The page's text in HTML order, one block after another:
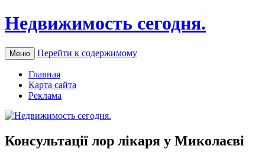
Недвижимость сегодня.
Меню Перейти к содержимому
Главная
Карта сайта
Реклама
Консультації лор лікаря у Миколаєві